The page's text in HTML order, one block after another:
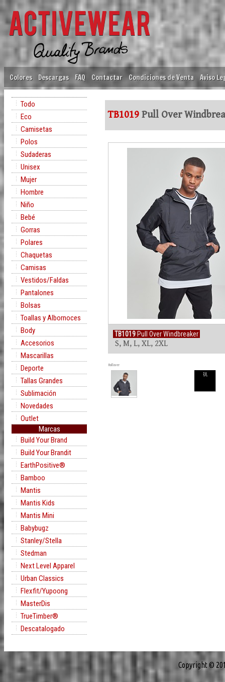
Colores Descargas FAQ Contactar Condiciones de Venta Aviso
Todo
Eco
Camisetas
Polos
Sudaderas
Unisex
Mujer
Hombre
Niño
Bebé
Gorras
Polares
Chaquetas
Camisas
Vestidos/Faldas
Pantalones
Bolsas
Toallas y Albornoces
Body
Accesorios
Mascarillas
Deporte
Tallas Grandes
Sublimación
Novedades
Outlet
Marcas
Build Your Brand
Build Your Brandit
EarthPositive®
Bamboo
Mantis
Mantis Kids
Mantis Mini
Babybugz
Stanley/Stella
Stedman
Next Level Apparel
Urban Classics
Flexfit/Yupoong
MasterDis
TrueTimber®
Descatalogado
TB1019 Pull Over
TB1019 Pull Over Windbreaker
S, M, L, XL, 2XL
Rollover
BL
Copyright ©